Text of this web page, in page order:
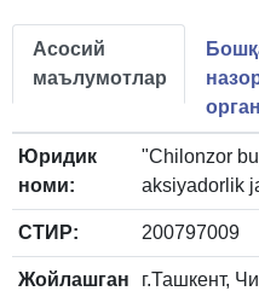
Асосий
маълумотлар
Юридик
номи:
"Chilonzor
aksiyadorlik
СТИР: 200797009
Жойлашган
г.Ташкент,